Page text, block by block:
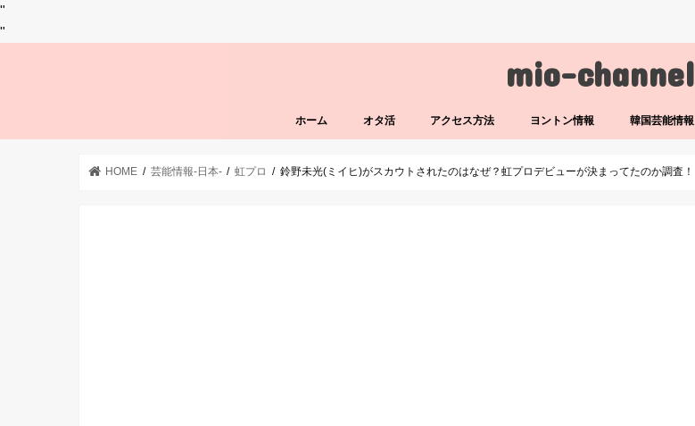
"
"
mio-channel
ホーム オタ活 アクセス方法 ヨントン情報 韓国芸能情報
HOME 芸能情報-日本- 虹プロ 鈴野未光(ミイヒ)がスカウトされたのはなぜ？虹プロデビューが決まってたのか調査！